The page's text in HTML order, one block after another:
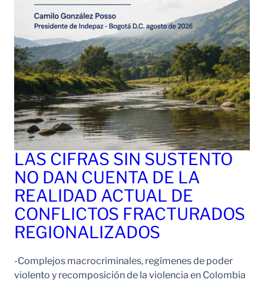
LAS CIFRAS SIN SUSTENTO
NO DAN CUENTA DE LA
REALIDAD ACTUAL DE
CONFLICTOS FRACTURADOS
REGIONALIZADOS
-Complejos macrocriminales, regímenes de poder
violento y recomposición de la violencia en Colombia